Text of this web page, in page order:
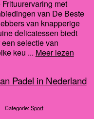
met
van De Beste
van knapperige
delicatessen biedt
selectie van
keu ... Meer lezen
Padel in Nederland
Categorie:Sport